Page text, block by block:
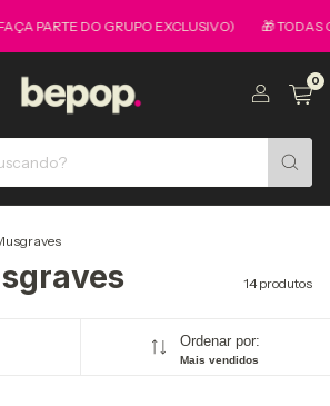
PARTE DO GRUPO EXCLUSIVO) 🎁 TODAS
0
14 produtos
Ordenar por:
Mais vendidos